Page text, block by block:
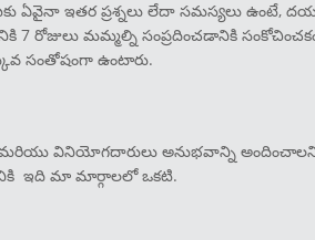
ఏవైనా ఇతర ప్రశ్నలు లేదా సమస్యలు ఉంటే,
7 రోజులు మమ్మల్ని సంప్రదించడానికి
సంతోషంగా ఉంటారు.
వినియోగదారులు అనుభవాన్ని అందించాలని
ఇది మా మార్గాలలో ఒకటి.